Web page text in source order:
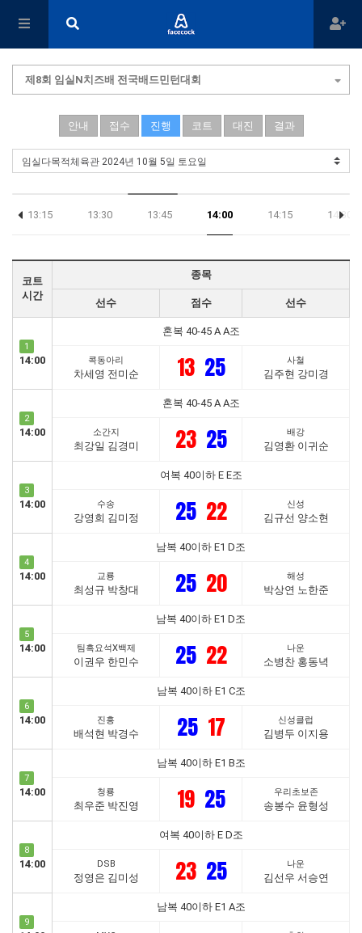
제8회 임실N치즈배 전국배드민턴대회
안내 접수 진행 코트 대진 결과
13:15 13:30 13:45 14:00 14:15 14:30
코트
시간
종목
선수 점수 선수
1
14:00
혼복 40-45 A A조
콕동아리
차세영 전미순 13 25 사철
김주현 강미경
2
14:00
혼복 40-45 A A조
소간지
최강일 김경미 23 25 배강
김영환 이귀순
3
14:00
여복 40이하 E E조
수송
강영희 김미정 25 22 신성
김규선 양소현
4
14:00
남복 40이하 E1 D조
교룡
최성규 박창대 25 20 해성
박상연 노한준
5
14:00
남복 40이하 E1 D조
팀흑요석X백제
이권우 한민수 25 22 나운
소병찬 홍동녁
6
14:00
남복 40이하 E1 C조
진흥
배석현 박경수 25 17 신성클럽
김병두 이지용
7
14:00
남복 40이하 E1 B조
청룡
최우준 박진영 19 25 우리초보존
송봉수 윤형성
8
14:00
여복 40이하 E D조
DSB
정영은 김미성 23 25 나운
김선우 서승연
9
남복 40이하 E1 A조